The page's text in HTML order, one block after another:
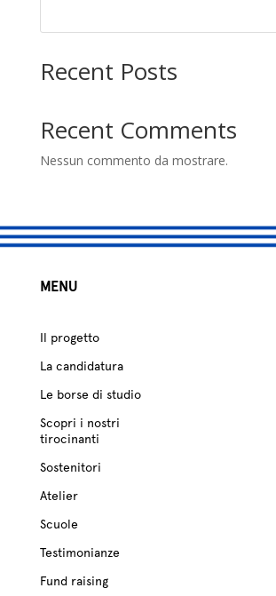
Testimonianze
Recent Posts
Recent Comments
Nessun commento da mostrare.
MENU
Il progetto
La candidatura
Le borse di studio
Scopri i nostri
tirocinanti
Sostenitori
Atelier
Scuole
Testimonianze
Fund raising